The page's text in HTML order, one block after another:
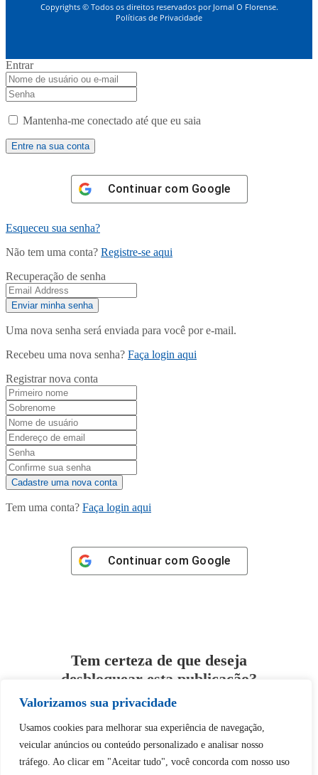
Valorizamos sua privacidade
Usamos cookies para melhorar sua experiência de navegação,
veicular anúncios ou conteúdo personalizado e analisar nosso
tráfego. Ao clicar em "Aceitar tudo", você concorda com nosso uso
Copyrights © Todos os direitos reservados por Jornal O Florense.
Políticas de Privacidade
Entrar
Mantenha-me conectado até que eu saia
Continuar com Google
Esqueceu sua senha?
Não tem uma conta? Registre-se aqui
Recuperação de senha
Uma nova senha será enviada para você por e-mail.
Recebeu uma nova senha? Faça login aqui
Registrar nova conta
Tem uma conta? Faça login aqui
Continuar com Google
Tem certeza de que deseja
desbloquear esta publicação?
Sim Não